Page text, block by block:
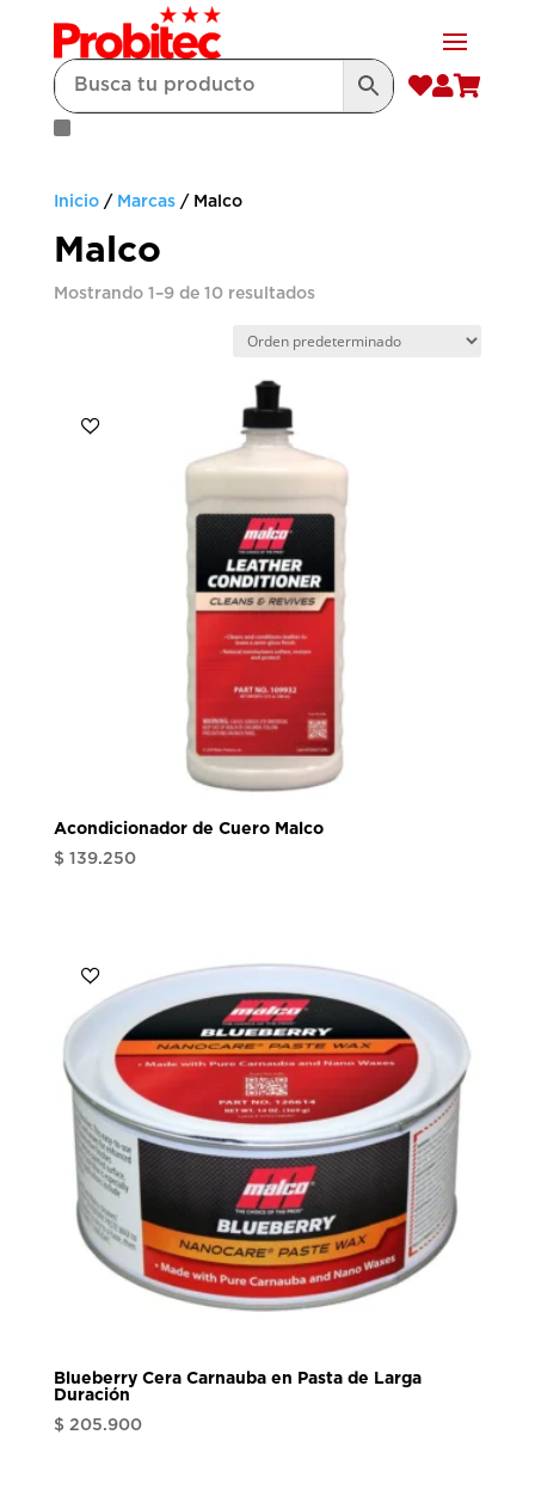

Inicio/ Marcas/ Malco
Malco
Mostrando 1–9 de 10 resultados
Acondicionador de Cuero Malco
$ 139.250
Blueberry Cera Carnauba en Pasta de Larga
Duración
$ 205.900